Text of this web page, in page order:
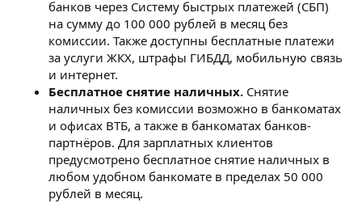
банков через Систему быстрых платежей (СБП)
на сумму до 100 000 рублей в месяц без
комиссии. Также доступны бесплатные платежи
за услуги ЖКХ, штрафы ГИБДД, мобильную связь
и интернет.
Бесплатное снятие наличных. Снятие
наличных без комиссии возможно в банкоматах
и офисах ВТБ, а также в банкоматах банков-
партнёров. Для зарплатных клиентов
предусмотрено бесплатное снятие наличных в
любом удобном банкомате в пределах 50 000
рублей в месяц.